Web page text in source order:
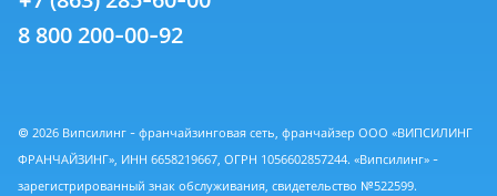
8 800 200-00-92
© 2026 Випсилинг - франчайзинговая сеть, франчайзер ООО «ВИПСИЛИНГ
ФРАНЧАЙЗИНГ», ИНН 6658219667, ОГРН 1056602857244. «Випсилинг» -
зарегистрированный знак обслуживания, свидетельство №522599.